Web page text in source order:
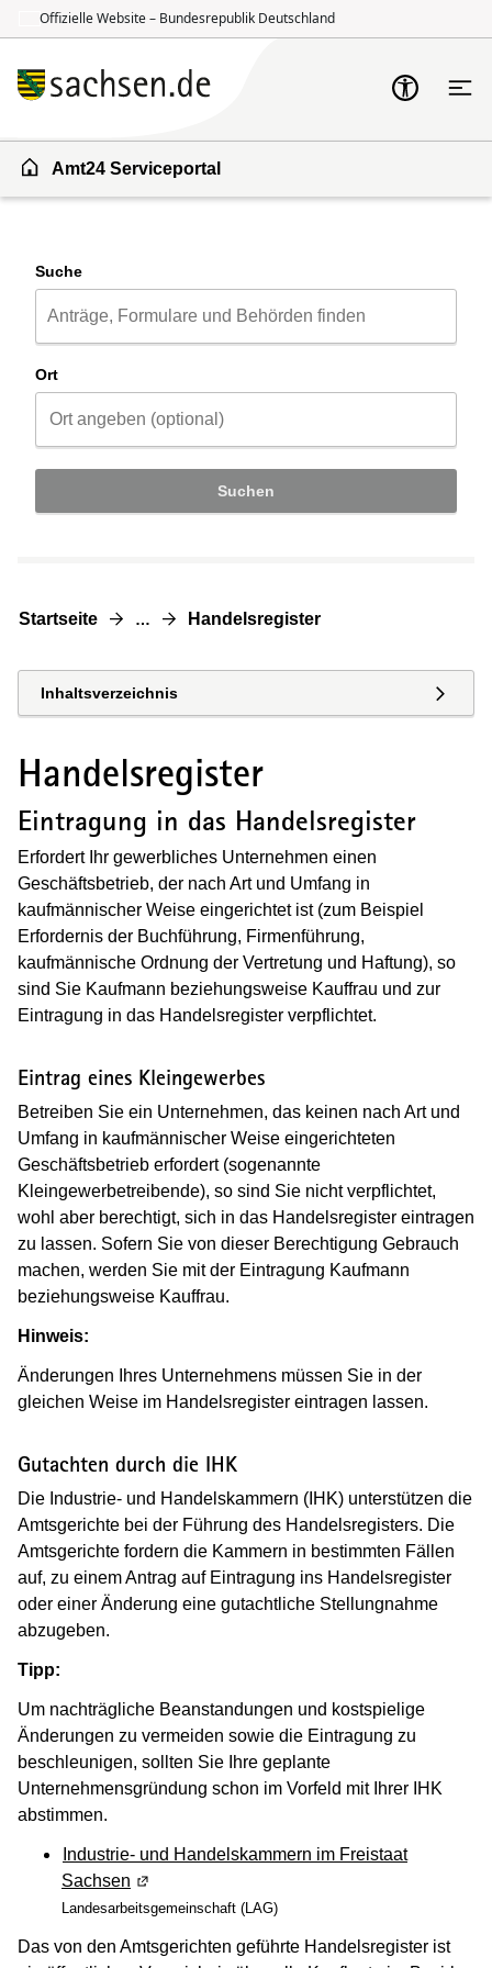
Offizielle Website – Bundesrepublik Deutschland
Amt24 Serviceportal
Suche
Ort
Suchen
Startseite … Handelsregister
Inhaltsverzeichnis
Handelsregister
Eintragung in das Handelsregister
Erfordert Ihr gewerbliches Unternehmen einen
Geschäftsbetrieb, der nach Art und Umfang in
kaufmännischer Weise eingerichtet ist (zum Beispiel
Erfordernis der Buchführung, Firmenführung,
kaufmännische Ordnung der Vertretung und Haftung), so
sind Sie Kaufmann beziehungsweise Kauffrau und zur
Eintragung in das Handelsregister verpflichtet.
Eintrag eines Kleingewerbes
Betreiben Sie ein Unternehmen, das keinen nach Art und
Umfang in kaufmännischer Weise eingerichteten
Geschäftsbetrieb erfordert (sogenannte
Kleingewerbetreibende), so sind Sie nicht verpflichtet,
wohl aber berechtigt, sich in das Handelsregister eintragen
zu lassen. Sofern Sie von dieser Berechtigung Gebrauch
machen, werden Sie mit der Eintragung Kaufmann
beziehungsweise Kauffrau.
Hinweis:
Änderungen Ihres Unternehmens müssen Sie in der
gleichen Weise im Handelsregister eintragen lassen.
Gutachten durch die IHK
Die Industrie- und Handelskammern (IHK) unterstützen die
Amtsgerichte bei der Führung des Handelsregisters. Die
Amtsgerichte fordern die Kammern in bestimmten Fällen
auf, zu einem Antrag auf Eintragung ins Handelsregister
oder einer Änderung eine gutachtliche Stellungnahme
abzugeben.
Tipp:
Um nachträgliche Beanstandungen und kostspielige
Änderungen zu vermeiden sowie die Eintragung zu
beschleunigen, sollten Sie Ihre geplante
Unternehmensgründung schon im Vorfeld mit Ihrer IHK
abstimmen.
Industrie- und Handelskammern im Freistaat
Sachsen (Wird in einem neuen Fenster geöffnet)
Landesarbeitsgemeinschaft (LAG)
Das von den Amtsgerichten geführte Handelsregister ist